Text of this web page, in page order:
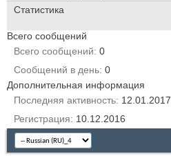
Статистика
Всего сообщений
Всего сообщений 0
Сообщений в день 0
Дополнительная информация
Последняя активность 12.01.2017
Регистрация
10.12.2016